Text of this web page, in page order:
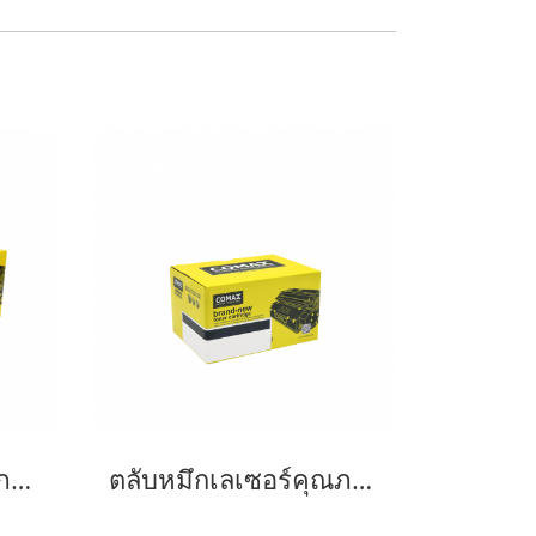
ตลับหมึกเลเซอร์คุณภาพสูงสำหรับ Fuji Xerox รุ่น P265dw (CT202329/202330) ตลับหมึกเลเซอร์คุณภาพสูงสำหรับ Fuji Xerox รุ่น P355D (CT201937) Black